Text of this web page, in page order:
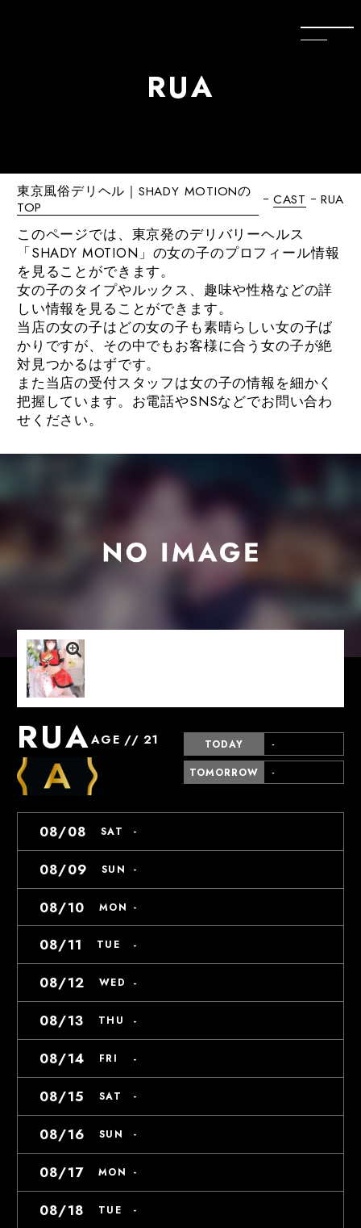
RUA
東京風俗デリヘル｜SHADY MOTIONの
TOP
CAST RUA
このページでは、東京発のデリバリーヘルス
「SHADY MOTION」の女の子のプロフィール情報
を見ることができます。
女の子のタイプやルックス、趣味や性格などの詳
しい情報を見ることができます。
当店の女の子はどの女の子も素晴らしい女の子ば
かりですが、その中でもお客様に合う女の子が絶
対見つかるはずです。
また当店の受付スタッフは女の子の情報を細かく
把握しています。お電話やSNSなどでお問い合わ
せください。
RUAAGE // 21 TODAY -
TOMORROW -
08/08 SAT -
08/09 SUN -
08/10 MON -
08/11 TUE -
08/12 WED -
08/13 THU -
08/14 FRI -
08/15 SAT -
08/16 SUN -
08/17 MON -
08/18 TUE -